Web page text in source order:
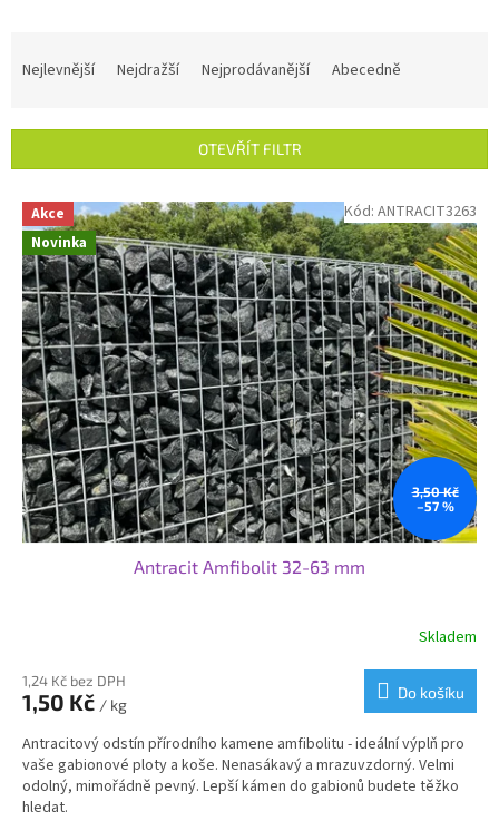
í
Nejlevnější Nejdražší Nejprodávanější Abecedně
OTEVŘÍT FILTR
V
p
p
Akce
Novinka
3,50 Kč
–57 %
Antracit Amfibolit 32-63 mm
produktu
je
z
5
hvězdiček.
Skladem
1,24 Kč bez DPH
1,50 Kč / kg
Do košíku
Antracitový odstín přírodního kamene amfibolitu - ideální výplň pro
vaše gabionové ploty a koše. Nenasákavý a mrazuvzdorný. Velmi
odolný, mimořádně pevný. Lepší kámen do gabionů budete těžko
hledat.
Kód: ANTRACIT3263